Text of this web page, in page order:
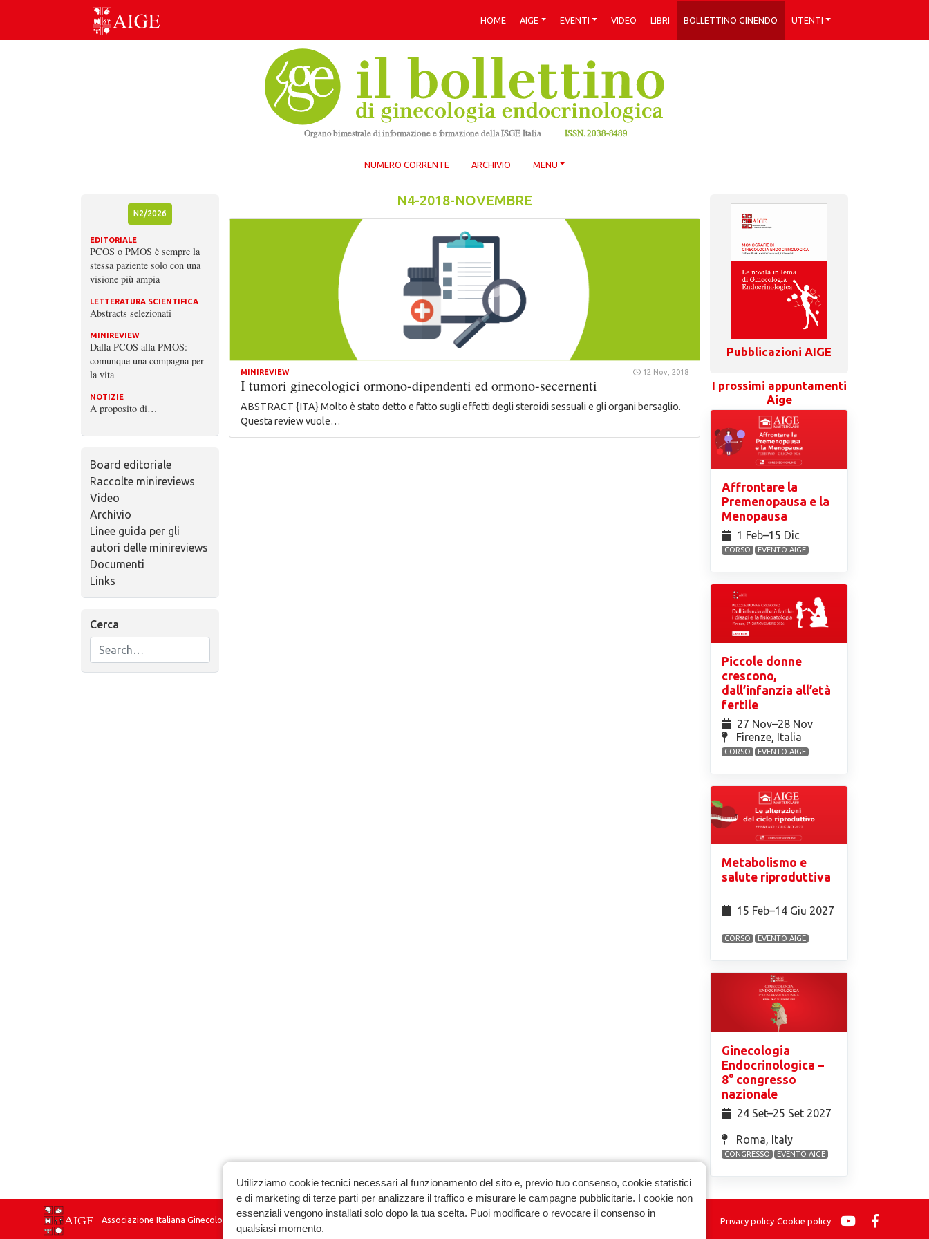
Skip
HOME AIGE EVENTI VIDEO LIBRI BOLLETTINO GINENDO UTENTI
NUMERO CORRENTE ARCHIVIO MENU
N2/2026
EDITORIALE
PCOS o PMOS è sempre la
stessa paziente solo con una
visione più ampia
LETTERATURA SCIENTIFICA
Abstracts selezionati
MINIREVIEW
Dalla PCOS alla PMOS:
comunque una compagna per
la vita
NOTIZIE
A proposito di…
Board editoriale
Raccolte minireviews
Video
Archivio
Linee guida per gli
autori delle minireviews
Documenti
Links
Cerca
N4-2018-NOVEMBRE
MINIREVIEW 12 Nov, 2018
I tumori ginecologici ormono-dipendenti ed ormono-secernenti
ABSTRACT {ITA} Molto è stato detto e fatto sugli effetti degli steroidi sessuali e gli organi bersaglio.
Questa review vuole…
Pubblicazioni AIGE
I prossimi appuntamenti
Aige
Affrontare la
Premenopausa e la
Menopausa
1 Feb⁠–15 Dic
CORSO EVENTO AIGE
Piccole donne
crescono,
dall’infanzia all’età
fertile
27 Nov⁠–28 Nov
Firenze, Italia
CORSO EVENTO AIGE
Metabolismo e
salute riproduttiva
15 Feb⁠–14 Giu 2027
CORSO EVENTO AIGE
Ginecologia
Endocrinologica –
8° congresso
nazionale
24 Set⁠–25 Set 2027
Roma, Italy
CONGRESSO EVENTO AIGE
Associazione Italiana Ginecologia Endocrinologica Privacy policy Cookie policy
Utilizziamo cookie tecnici necessari al funzionamento del sito e, previo tuo consenso, cookie statistici
e di marketing di terze parti per analizzare il traffico e misurare le campagne pubblicitarie. I cookie non
essenziali vengono installati solo dopo la tua scelta. Puoi modificare o revocare il consenso in
qualsiasi momento.